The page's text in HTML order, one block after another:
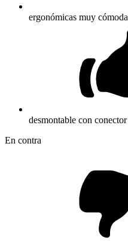
ergonómicas muy
desmontable con
En contra